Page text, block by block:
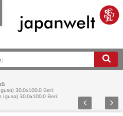
€*
30.0x100.0 Beri:
Igusa) 30.0x100.0 Beri:
Zurück Vor